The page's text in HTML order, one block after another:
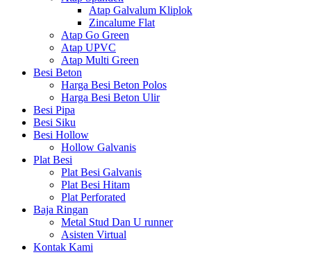
Atap Galvalum Kliplok
Zincalume Flat
Atap Go Green
Atap UPVC
Atap Multi Green
Besi Beton
Harga Besi Beton Polos
Harga Besi Beton Ulir
Besi Pipa
Besi Siku
Besi Hollow
Hollow Galvanis
Plat Besi
Plat Besi Galvanis
Plat Besi Hitam
Plat Perforated
Baja Ringan
Metal Stud Dan U runner
Asisten Virtual
Kontak Kami